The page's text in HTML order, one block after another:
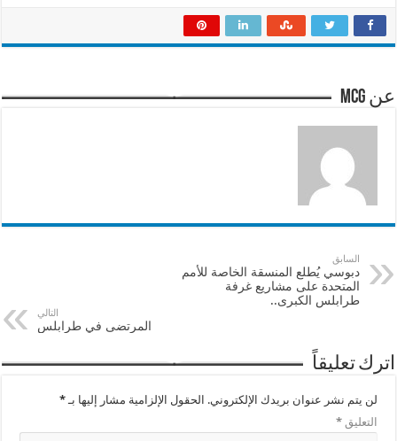
عن mcg
السابق
دبوسي يُطلع المنسقة الخاصة للأمم
المتحدة على مشاريع غرفة
طرابلس الكبرى..
التالي
المرتضى في طرابلس
اترك تعليقاً
لن يتم نشر عنوان بريدك الإلكتروني. الحقول الإلزامية مشار إليها بـ*
التعليق*